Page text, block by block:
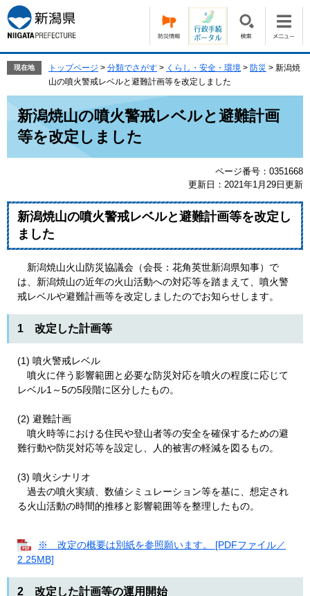
ー
ジ
の
で
す。
ニ
ュ
ー
ば
現在地 トップページ > 分類でさがす > くらし・安全・環境 > 防災 > 新潟焼
山の噴火警戒レベルと避難計画等を改定しました
新潟焼山の噴火警戒レベルと避難計画
等を改定しました
ページ番号：0351668
更新日：2021年1月29日更新
新潟焼山の噴火警戒レベルと避難計画等を改定し
ました
新潟焼山火山防災協議会（会長：花角英世新潟県知事）で
は、新潟焼山の近年の火山活動への対応等を踏まえて、噴火警
戒レベルや避難計画等を改定しましたのでお知らせします。
1 改定した計画等
(1) 噴火警戒レベル
噴火に伴う影響範囲と必要な防災対応を噴火の程度に応じて
レベル1～5の5段階に区分したもの。
(2) 避難計画
噴火時等における住民や登山者等の安全を確保するための避
難行動や防災対応等を設定し、人的被害の軽減を図るもの。
(3) 噴火シナリオ
過去の噴火実績、数値シミュレーション等を基に、想定され
る火山活動の時間的推移と影響範囲等を整理したもの。
※ 改定の概要は別紙を参照願います。 [PDFファイル／
2.25MB]
2 改定した計画等の運用開始